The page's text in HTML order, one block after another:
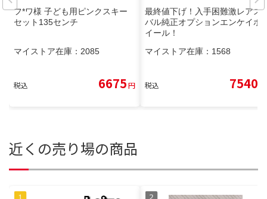
フ*ワ様 子ども用ピンクスキー
セット135センチ
マイストア在庫： 2085
税込 6675円
最終値下げ！入手困難激レアス
バル純正オプションエンケイホ
イール！
マイストア在庫： 1568
税込 7540
近くの売り場の商品